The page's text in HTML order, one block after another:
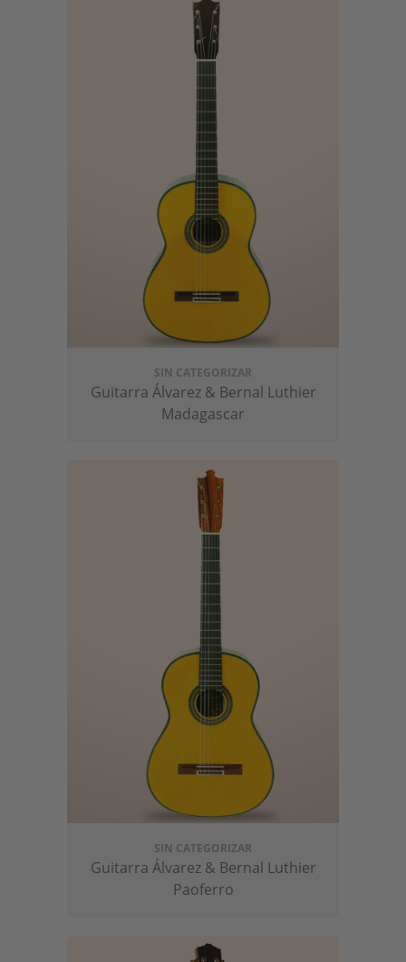
SIN CATEGORIZAR
Guitarra Álvarez & Bernal Luthier
Madagascar
SIN CATEGORIZAR
Guitarra Álvarez & Bernal Luthier
Paoferro